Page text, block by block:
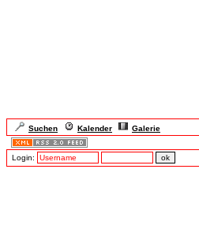
Suchen Kalender Galerie
Login: